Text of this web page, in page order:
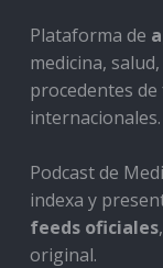
Plataforma de
medicina,
procedentes
internacionales.
Podcast de
indexa y
feeds oficiales
original.